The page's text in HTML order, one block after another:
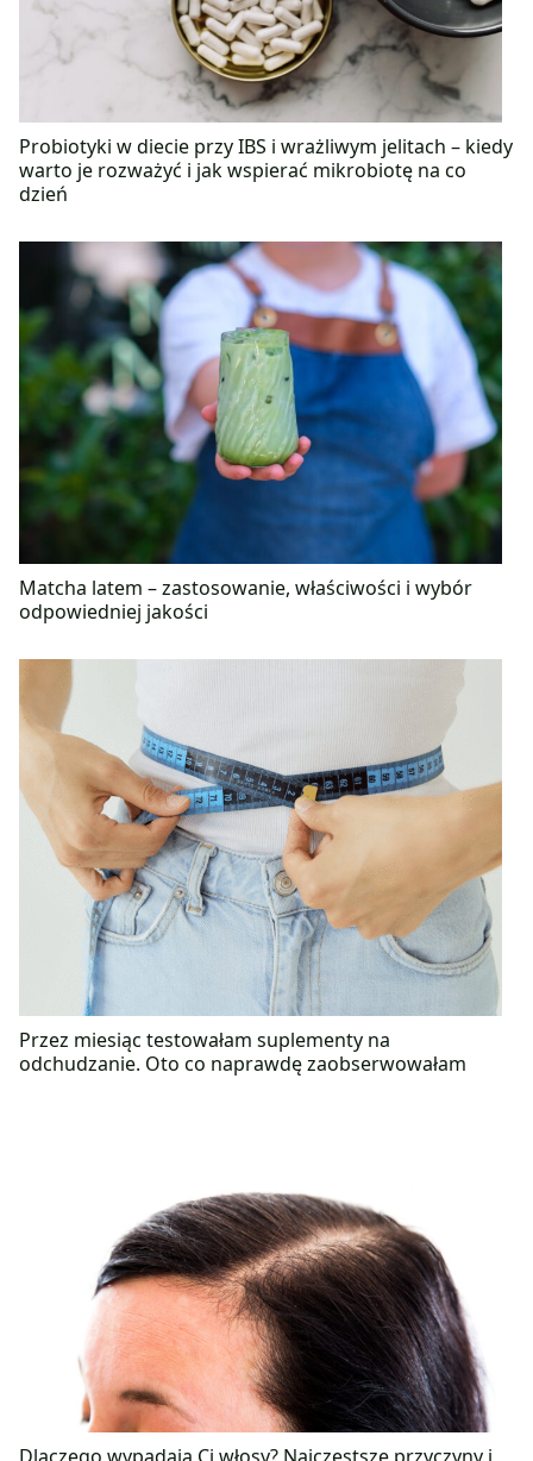
Probiotyki w diecie przy IBS i wrażliwym jelitach – kiedy
warto je rozważyć i jak wspierać mikrobiotę na co
dzień
Matcha latem – zastosowanie, właściwości i wybór
odpowiedniej jakości
Przez miesiąc testowałam suplementy na
odchudzanie. Oto co naprawdę zaobserwowałam